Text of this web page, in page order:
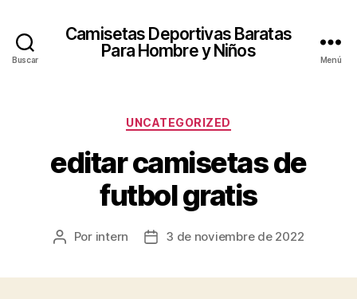
Buscar
Camisetas Deportivas Baratas
Para Hombre y Niños
Menú
Categorías
UNCATEGORIZED
editar camisetas de
futbol gratis
Autor
Por intern
Fecha3 de noviembre de 2022